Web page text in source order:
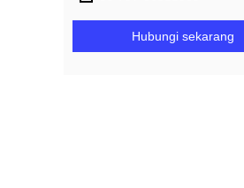
Hubungi sekarang